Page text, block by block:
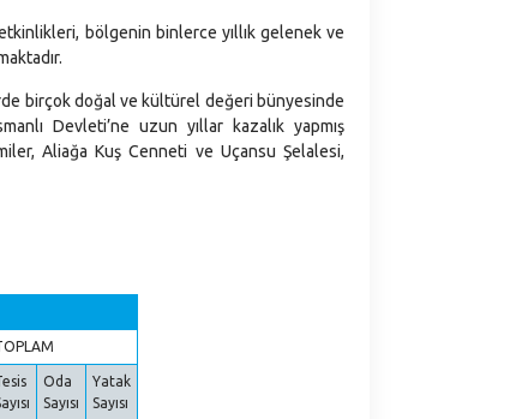
bölgenin binlerce yıllık gelenek ve
birçok doğal ve kültürel değeri bünyesinde
Devleti’ne uzun yıllar kazalık yapmış
Aliağa Kuş Cenneti ve Uçansu Şelalesi,
Oda
Sayısı
Yatak
Sayısı